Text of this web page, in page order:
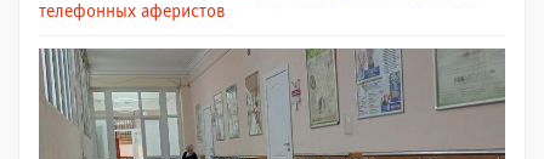
телефонных аферистов